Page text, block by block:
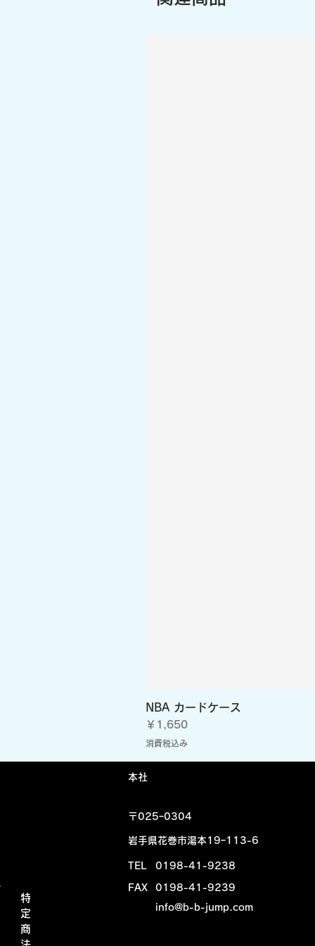
NBA カードケース
価格
￥1,650
消費税込み
特
定
商
​本社
〒025ｰ0304
岩手県花巻市湯本19ｰ113-6
0198-41-9238
TEL
0198-41-9239
FAX
info@b-b-jump.com